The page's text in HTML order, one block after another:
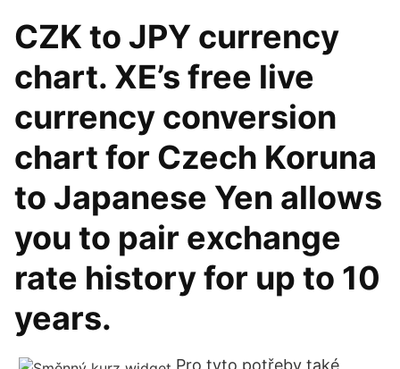
CZK to JPY currency
chart. XE’s free live
currency conversion
chart for Czech Koruna
to Japanese Yen allows
you to pair exchange
rate history for up to 10
years.
Pro tyto potřeby také